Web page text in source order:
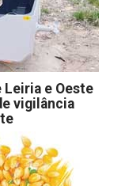
Leiria e Oeste
vigilância